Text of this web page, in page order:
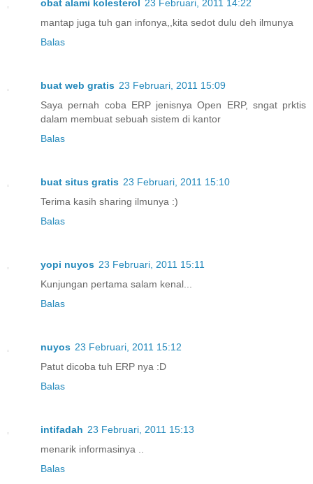
obat alami kolesterol 23 Februari, 2011 14:22
mantap juga tuh gan infonya,,kita sedot dulu deh ilmunya
Balas
buat web gratis 23 Februari, 2011 15:09
Saya pernah coba ERP jenisnya Open ERP, sngat prktis
dalam membuat sebuah sistem di kantor
Balas
buat situs gratis 23 Februari, 2011 15:10
Terima kasih sharing ilmunya :)
Balas
yopi nuyos 23 Februari, 2011 15:11
Kunjungan pertama salam kenal...
Balas
nuyos 23 Februari, 2011 15:12
Patut dicoba tuh ERP nya :D
Balas
intifadah 23 Februari, 2011 15:13
menarik informasinya ..
Balas